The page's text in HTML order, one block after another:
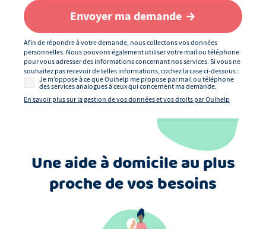
Envoyer ma demande
Afin de répondre à votre demande, nous collectons vos données
personnelles. Nous pouvons également utiliser votre mail ou téléphone
pour vous adresser des informations concernant nos services. Si vous ne
souhaitez pas recevoir de telles informations, cochez la case ci-dessous :
Je m’oppose à ce que Ouihelp me propose par mail ou téléphone
des services analogues à ceux qui concernent ma demande.
En savoir plus sur la gestion de vos données et vos droits par Ouihelp
Une aide à domicile au plus
proche de vos besoins